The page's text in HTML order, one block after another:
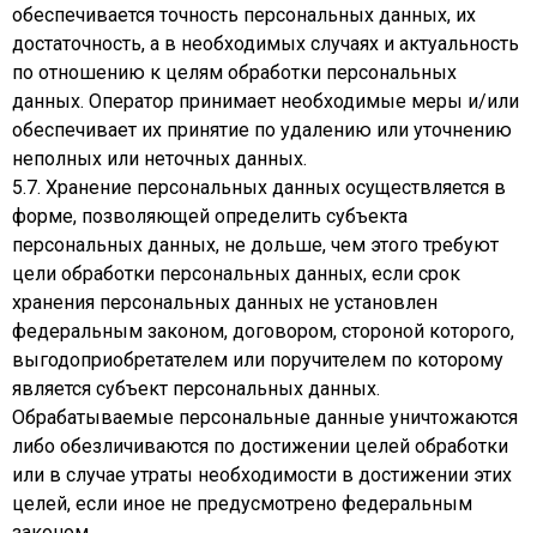
обеспечивается точность персональных данных, их
достаточность, а в необходимых случаях и актуальность
по отношению к целям обработки персональных
данных. Оператор принимает необходимые меры и/или
обеспечивает их принятие по удалению или уточнению
неполных или неточных данных.
5.7. Хранение персональных данных осуществляется в
форме, позволяющей определить субъекта
персональных данных, не дольше, чем этого требуют
цели обработки персональных данных, если срок
хранения персональных данных не установлен
федеральным законом, договором, стороной которого,
выгодоприобретателем или поручителем по которому
является субъект персональных данных.
Обрабатываемые персональные данные уничтожаются
либо обезличиваются по достижении целей обработки
или в случае утраты необходимости в достижении этих
целей, если иное не предусмотрено федеральным